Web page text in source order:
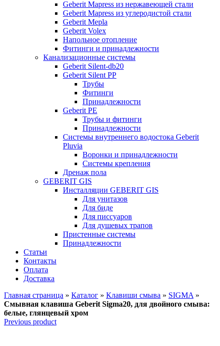
Geberit Mapress из нержавеющей стали
Geberit Mapress из углеродистой стали
Geberit Mepla
Geberit Volex
Напольное отопление
Фитинги и принадлежности
Канализационные системы
Geberit Silent-db20
Geberit Silent PP
Трубы
Фитинги
Принадлежности
Geberit PE
Трубы и фитинги
Принадлежности
Системы внутреннего водостока Geberit
Pluvia
Воронки и принадлежности
Системы крепления
Дренаж пола
GEBERIT GIS
Инсталляции GEBERIT GIS
Для унитазов
Для биде
Для писсуаров
Для душевых трапов
Пристенные системы
Принадлежности
Статьи
Контакты
Оплата
Доставка
Главная страница » Каталог » Клавиши смыва » SIGMA »
Смывная клавиша Geberit Sigma20, для двойного смыва:
белые, глянцевый хром
Previous product